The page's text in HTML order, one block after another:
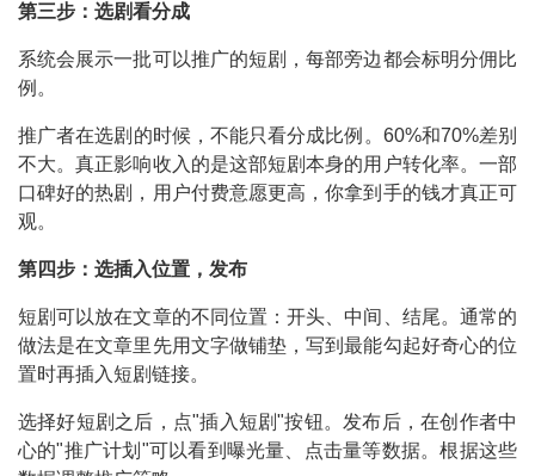
第三步：选剧看分成
系统会展示一批可以推广的短剧，每部旁边都会标明分佣比
例。
推广者在选剧的时候，不能只看分成比例。60%和70%差别
不大。真正影响收入的是这部短剧本身的用户转化率。一部
口碑好的热剧，用户付费意愿更高，你拿到手的钱才真正可
观。
第四步：选插入位置，发布
短剧可以放在文章的不同位置：开头、中间、结尾。通常的
做法是在文章里先用文字做铺垫，写到最能勾起好奇心的位
置时再插入短剧链接。
选择好短剧之后，点"插入短剧"按钮。发布后，在创作者中
心的"推广计划"可以看到曝光量、点击量等数据。根据这些